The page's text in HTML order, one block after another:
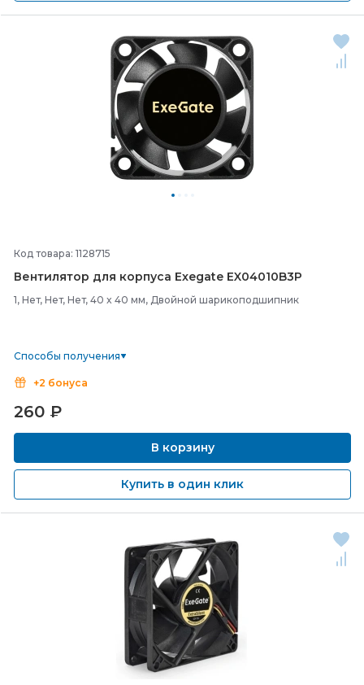
Код товара: 1128715
Вентилятор для корпуса Exegate EX04010B3P
1, Нет, Нет, Нет, 40 x 40 мм, Двойной шарикоподшипник
Способы получения
+2 бонуса
260 ₽
В корзину
Купить в один клик